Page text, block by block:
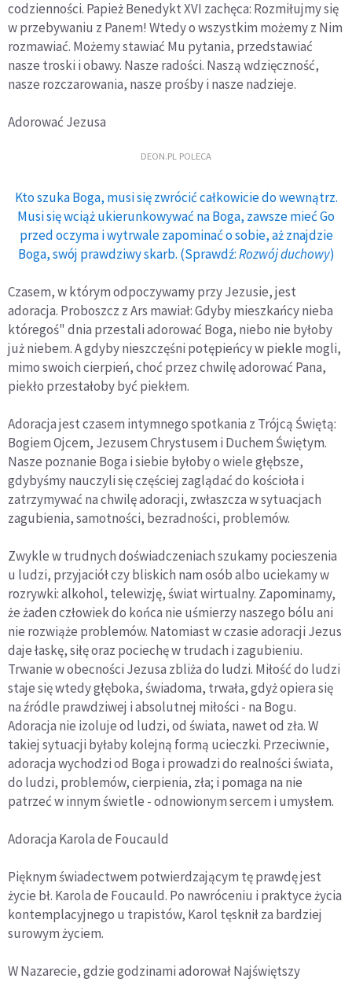
codzienności. Papież Benedykt XVI zachęca: Rozmiłujmy się
w przebywaniu z Panem! Wtedy o wszystkim możemy z Nim
rozmawiać. Możemy stawiać Mu pytania, przedstawiać
nasze troski i obawy. Nasze radości. Naszą wdzięczność,
nasze rozczarowania, nasze prośby i nasze nadzieje.
Adorować Jezusa
DEON.PL POLECA
Kto szuka Boga, musi się zwrócić całkowicie do wewnątrz.
Musi się wciąż ukierunkowywać na Boga, zawsze mieć Go
przed oczyma i wytrwale zapominać o sobie, aż znajdzie
Boga, swój prawdziwy skarb. (Sprawdź:Rozwój duchowy)
Czasem, w którym odpoczywamy przy Jezusie, jest
adoracja. Proboszcz z Ars mawiał:Gdyby mieszkańcy nieba
któregoś" dnia przestali adorować Boga, niebo nie byłoby
już niebem. A gdyby nieszczęśni potępieńcy w piekle mogli,
mimo swoich cierpień, choć przez chwilę adorować Pana,
piekło przestałoby być piekłem.
Adoracja jest czasem intymnego spotkania z Trójcą Świętą:
Bogiem Ojcem, Jezusem Chrystusem i Duchem Świętym.
Nasze poznanie Boga i siebie byłoby o wiele głębsze,
gdybyśmy nauczyli się częściej zaglądać do kościoła i
zatrzymywać na chwilę adoracji, zwłaszcza w sytuacjach
zagubienia, samotności, bezradności, problemów.
Zwykle w trudnych doświadczeniach szukamy pocieszenia
u ludzi, przyjaciół czy bliskich nam osób albo uciekamy w
rozrywki: alkohol, telewizję, świat wirtualny. Zapominamy,
że żaden człowiek do końca nie uśmierzy naszego bólu ani
nie rozwiąże problemów. Natomiast w czasie adoracji Jezus
daje łaskę, siłę oraz pociechę w trudach i zagubieniu.
Trwanie w obecności Jezusa zbliża do ludzi. Miłość do ludzi
staje się wtedy głęboka, świadoma, trwała, gdyż opiera się
na źródle prawdziwej i absolutnej miłości - na Bogu.
Adoracja nie izoluje od ludzi, od świata, nawet od zła. W
takiej sytuacji byłaby kolejną formą ucieczki. Przeciwnie,
adoracja wychodzi od Boga i prowadzi do realności świata,
do ludzi, problemów, cierpienia, zła; i pomaga na nie
patrzeć w innym świetle - odnowionym sercem i umysłem.
Adoracja Karola de Foucauld
Pięknym świadectwem potwierdzającym tę prawdę jest
życie bł. Karola de Foucauld. Po nawróceniu i praktyce życia
kontemplacyjnego u trapistów, Karol tęsknił za bardziej
surowym życiem.
W Nazarecie, gdzie godzinami adorował Najświętszy